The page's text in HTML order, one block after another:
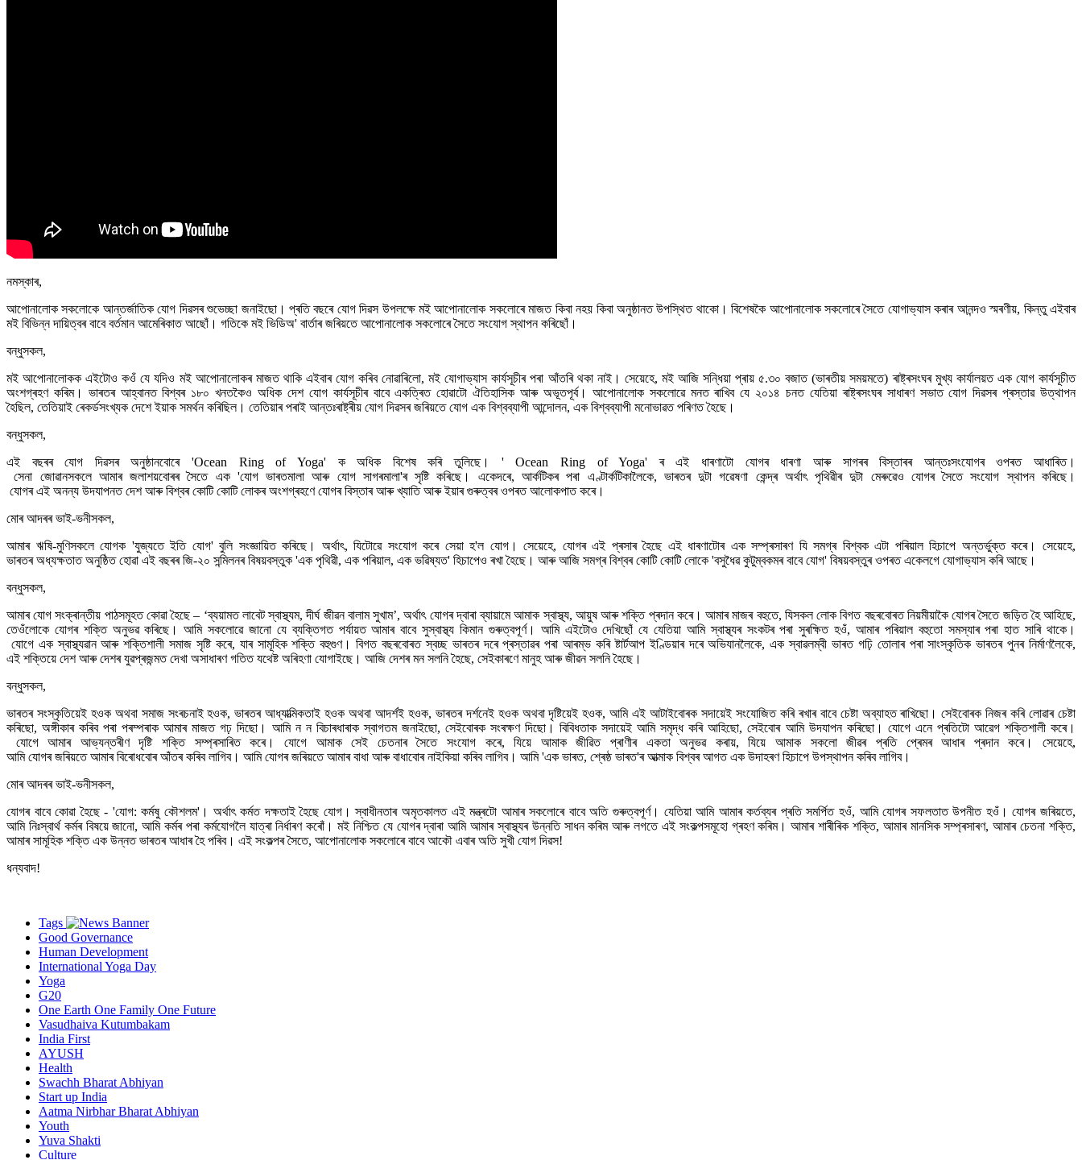
নমস্কাৰ,
আপোনালোক সকলোকে আন্তৰ্জাতিক যোগ দিৱসৰ শুভেচ্ছা জনাইছো। প্ৰতি বছৰে যোগ দিৱস উপলক্ষে মই আপোনালোক সকলোৰে মাজত কিবা নহয় কিবা অনুষ্ঠানত উপস্থিত থাকো। বিশেষকৈ আপোনালোক সকলোৰে সৈতে যোগাভ্যাস কৰাৰ আনন্দও স্মৰণীয়, কিন্তু এইবাৰ
মই বিভিন্ন দায়িত্বৰ বাবে বৰ্তমান আমেৰিকাত আছোঁ। গতিকে মই ভিডিঅ' বাৰ্তাৰ জৰিয়তে আপোনালোক সকলোৰে সৈতে সংযোগ স্থাপন কৰিছোঁ।
বন্ধুসকল,
মই আপোনালোকক এইটোও কওঁ যে যদিও মই আপোনালোকৰ মাজত থাকি এইবাৰ যোগ কৰিব নোৱাৰিলো, মই যোগাভ্যাস কাৰ্যসূচীৰ পৰা আঁতৰি থকা নাই। সেয়েহে, মই আজি সন্ধিয়া প্ৰায় ৫.৩০ বজাত (ভাৰতীয় সময়মতে) ৰাষ্ট্ৰসংঘৰ মুখ্য কাৰ্যালয়ত এক যোগ কাৰ্যসূচীত
অংশগ্ৰহণ কৰিম। ভাৰতৰ আহ্বানত বিশ্বৰ ১৮০ খনতকৈও অধিক দেশ যোগ কাৰ্যসূচীৰ বাবে একত্ৰিত হোৱাটো ঐতিহাসিক আৰু অভূতপূৰ্ব। আপোনালোক সকলোৱে মনত ৰাখিব যে ২০১৪ চনত যেতিয়া ৰাষ্ট্ৰসংঘৰ সাধাৰণ সভাত যোগ দিৱসৰ প্ৰস্তাৱ উত্থাপন
হৈছিল, তেতিয়াই ৰেকৰ্ডসংখ্যক দেশে ইয়াক সমৰ্থন কৰিছিল। তেতিয়াৰ পৰাই আন্তঃৰাষ্ট্ৰীয় যোগ দিৱসৰ জৰিয়তে যোগ এক বিশ্বব্যাপী আন্দোলন, এক বিশ্বব্যাপী মনোভাৱত পৰিণত হৈছে।
বন্ধুসকল,
এই বছৰৰ যোগ দিৱসৰ অনুষ্ঠানবোৰে 'Ocean Ring of Yoga' ক অধিক বিশেষ কৰি তুলিছে। ' Ocean Ring of Yoga' ৰ এই ধাৰণাটো যোগৰ ধাৰণা আৰু সাগৰৰ বিস্তাৰৰ আন্তঃসংযোগৰ ওপৰত আধাৰিত।
সেনা জোৱানসকলে আমাৰ জলাশয়বোৰৰ সৈতে এক 'যোগ ভাৰতমালা আৰু যোগ সাগৰমালা'ৰ সৃষ্টি কৰিছে। একেদৰে, আৰ্কটিকৰ পৰা এণ্টাৰ্কটিকালৈকে, ভাৰতৰ দুটা গৱেষণা কেন্দ্ৰ অৰ্থাৎ পৃথিৱীৰ দুটা মেৰুৱেও যোগৰ সৈতে সংযোগ স্থাপন কৰিছে।
যোগৰ এই অনন্য উদযাপনত দেশ আৰু বিশ্বৰ কোটি কোটি লোকৰ অংশগ্ৰহণে যোগৰ বিস্তাৰ আৰু খ্যাতি আৰু ইয়াৰ গুৰুত্বৰ ওপৰত আলোকপাত কৰে।
মোৰ আদৰৰ ভাই-ভনীসকল,
আমাৰ ঋষি-মুণিসকলে যোগক 'যুজ্যতে ইতি যোগ' বুলি সংজ্ঞায়িত কৰিছে। অৰ্থাৎ, যিটোৱে সংযোগ কৰে সেয়া হ'ল যোগ। সেয়েহে, যোগৰ এই প্ৰসাৰ হৈছে এই ধাৰণাটোৰ এক সম্প্ৰসাৰণ যি সমগ্ৰ বিশ্বক এটা পৰিয়াল হিচাপে অন্তৰ্ভুক্ত কৰে। সেয়েহে,
ভাৰতৰ অধ্যক্ষতাত অনুষ্ঠিত হোৱা এই বছৰৰ জি-২০ সন্মিলনৰ বিষয়বস্তুক 'এক পৃথিৱী, এক পৰিয়াল, এক ভৱিষ্যত' হিচাপেও ৰখা হৈছে। আৰু আজি সমগ্ৰ বিশ্বৰ কোটি কোটি লোকে 'বসুধৈৱ কুটুম্বকমৰ বাবে যোগ' বিষয়বস্তুৰ ওপৰত একেলগে যোগাভ্যাস কৰি আছে।
বন্ধুসকল,
আমাৰ যোগ সংক্ৰান্তীয় পাঠসমূহত কোৱা হৈছে – ‘ব্যয়ামত লাবেট স্বাস্থ্যম, দীৰ্ঘ জীৱন বালাম সুখাম’, অৰ্থাৎ যোগৰ দ্বাৰা ব্যায়ামে আমাক স্বাস্থ্য, আয়ুষ আৰু শক্তি প্ৰদান কৰে। আমাৰ মাজৰ বহুতে, যিসকল লোক বিগত বছৰবোৰত নিয়মীয়াকৈ যোগৰ সৈতে জড়িত হৈ আহিছে,
তেওঁলোকে যোগৰ শক্তি অনুভৱ কৰিছে। আমি সকলোৱে জানো যে ব্যক্তিগত পৰ্যায়ত আমাৰ বাবে সুস্বাস্থ্য কিমান গুৰুত্বপূৰ্ণ। আমি এইটোও দেখিছোঁ যে যেতিয়া আমি স্বাস্থ্যৰ সংকটৰ পৰা সুৰক্ষিত হওঁ, আমাৰ পৰিয়াল বহুতো সমস্যাৰ পৰা হাত সাৰি থাকে।
যোগে এক স্বাস্থ্যৱান আৰু শক্তিশালী সমাজ সৃষ্টি কৰে, যাৰ সামূহিক শক্তি বহুগুণ। বিগত বছৰবোৰত স্বচ্ছ ভাৰতৰ দৰে প্ৰস্তাৱৰ পৰা আৰম্ভ কৰি ষ্টাৰ্টআপ ইণ্ডিয়াৰ দৰে অভিযানলৈকে, এক স্বাৱলম্বী ভাৰত গঢ়ি তোলাৰ পৰা সাংস্কৃতিক ভাৰতৰ পুনৰ নিৰ্মাণলৈকে,
এই শক্তিয়ে দেশ আৰু দেশৰ যুৱপ্ৰজন্মত দেখা অসাধাৰণ গতিত যথেষ্ট অৰিহণা যোগাইছে। আজি দেশৰ মন সলনি হৈছে, সেইকাৰণে মানুহ আৰু জীৱন সলনি হৈছে।
বন্ধুসকল,
ভাৰতৰ সংস্কৃতিয়েই হওক অথবা সমাজ সংৰচনাই হওক, ভাৰতৰ আধ্যাত্মিকতাই হওক অথবা আদৰ্শই হওক, ভাৰতৰ দৰ্শনেই হওক অথবা দৃষ্টিয়েই হওক, আমি এই আটাইবোৰক সদায়েই সংযোজিত কৰি ৰখাৰ বাবে চেষ্টা অব্যাহত ৰাখিছো। সেইবোৰক নিজৰ কৰি লোৱাৰ চেষ্টা
কৰিছো, অঙ্গীকাৰ কৰিব পৰা পৰম্পৰাক আমাৰ মাজত গঢ় দিছো। আমি ন ন বিচাৰধাৰাক স্বাগতম জনাইছো, সেইবোৰক সংৰক্ষণ দিছো। বিবিধতাক সদায়েই আমি সমৃদ্ধ কৰি আহিছো, সেইবোৰ আমি উদযাপন কৰিছো। যোগে এনে প্ৰতিটো আৱেগ শক্তিশালী কৰে।
যোগে আমাৰ আভ্যন্তৰীণ দৃষ্টি শক্তি সম্প্ৰসাৰিত কৰে। যোগে আমাক সেই চেতনাৰ সৈতে সংযোগ কৰে, যিয়ে আমাক জীৱিত প্ৰাণীৰ একতা অনুভৱ কৰায়, যিয়ে আমাক সকলো জীৱৰ প্ৰতি প্ৰেমৰ আধাৰ প্ৰদান কৰে। সেয়েহে,
আমি যোগৰ জৰিয়তে আমাৰ বিৰোধবোৰ আঁতৰ কৰিব লাগিব। আমি যোগৰ জৰিয়তে আমাৰ বাধা আৰু বাধাবোৰ নাইকিয়া কৰিব লাগিব। আমি 'এক ভাৰত, শ্ৰেষ্ঠ ভাৰত'ৰ আত্মাক বিশ্বৰ আগত এক উদাহৰণ হিচাপে উপস্থাপন কৰিব লাগিব।
মোৰ আদৰৰ ভাই-ভনীসকল,
যোগৰ বাবে কোৱা হৈছে - 'যোগ: কৰ্মষু কৌশলম'। অৰ্থাৎ কৰ্মত দক্ষতাই হৈছে যোগ। স্বাধীনতাৰ অমৃতকালত এই মন্ত্ৰটো আমাৰ সকলোৰে বাবে অতি গুৰুত্বপূৰ্ণ। যেতিয়া আমি আমাৰ কৰ্তব্যৰ প্ৰতি সমৰ্পিত হওঁ, আমি যোগৰ সফলতাত উপনীত হওঁ। যোগৰ জৰিয়তে,
আমি নিঃস্বাৰ্থ কৰ্মৰ বিষয়ে জানো, আমি কৰ্মৰ পৰা কৰ্মযোগলৈ যাত্ৰা নিৰ্ধাৰণ কৰোঁ। মই নিশ্চিত যে যোগৰ দ্বাৰা আমি আমাৰ স্বাস্থ্যৰ উন্নতি সাধন কৰিম আৰু লগতে এই সংকল্পসমূহো গ্ৰহণ কৰিম। আমাৰ শাৰীৰিক শক্তি, আমাৰ মানসিক সম্প্ৰসাৰণ, আমাৰ চেতনা শক্তি,
আমাৰ সামূহিক শক্তি এক উন্নত ভাৰতৰ আধাৰ হৈ পৰিব। এই সংকল্পৰ সৈতে, আপোনালোক সকলোৰে বাবে আকৌ এবাৰ অতি সুখী যোগ দিৱস!
ধন্যবাদ!
Tags
Good Governance
Human Development
International Yoga Day
Yoga
G20
One Earth One Family One Future
Vasudhaiva Kutumbakam
India First
AYUSH
Health
Swachh Bharat Abhiyan
Start up India
Aatma Nirbhar Bharat Abhiyan
Youth
Yuva Shakti
Culture